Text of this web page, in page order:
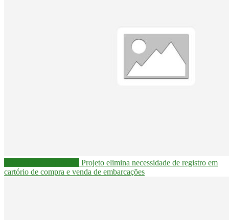
Projeto elimina necessidade de registro em
cartório de compra e venda de embarcações